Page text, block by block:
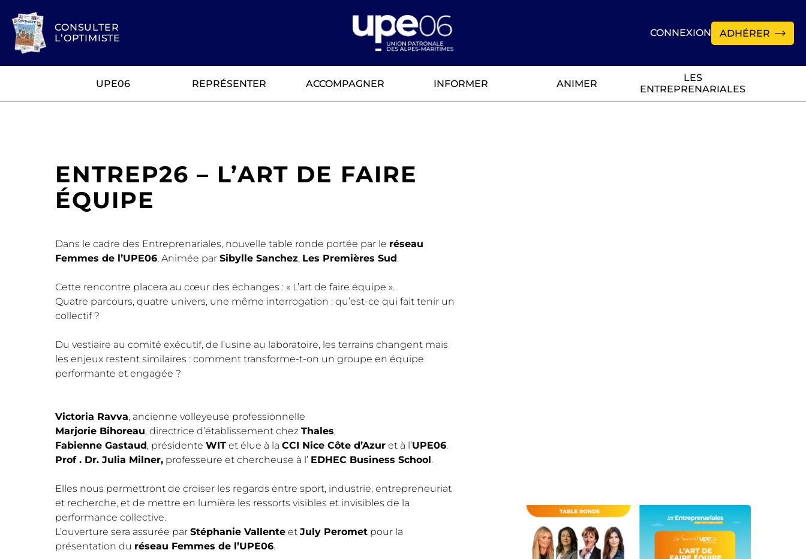
CONSULTER
L’OPTIMISTE
CONNEXION ADHÉRER
UPE06 REPRÉSENTER ACCOMPAGNER INFORMER ANIMER
LES
ENTREPRENARIALES
ENTREP26 – L’ART DE FAIRE
ÉQUIPE
Dans le cadre des Entreprenariales, nouvelle table ronde portée par le réseau
Femmes de l’UPE06, Animée par Sibylle Sanchez, Les Premières Sud.
Cette rencontre placera au cœur des échanges : « L’art de faire équipe ».
Quatre parcours, quatre univers, une même interrogation : qu’est-ce qui fait tenir un
collectif ?
Du vestiaire au comité exécutif, de l’usine au laboratoire, les terrains changent mais
les enjeux restent similaires : comment transforme-t-on un groupe en équipe
performante et engagée ?
Victoria Ravva, ancienne volleyeuse professionnelle
Marjorie Bihoreau, directrice d’établissement chez Thales,
Fabienne Gastaud, présidente WIT et élue à la CCI Nice Côte d’Azur et à l’UPE06.
Prof . Dr. Julia Milner, professeure et chercheuse à l’ EDHEC Business School.
Elles nous permettront de croiser les regards entre sport, industrie, entrepreneuriat
et recherche, et de mettre en lumière les ressorts visibles et invisibles de la
performance collective.
L’ouverture sera assurée par Stéphanie Vallente et July Peromet pour la
présentation du réseau Femmes de l’UPE06.